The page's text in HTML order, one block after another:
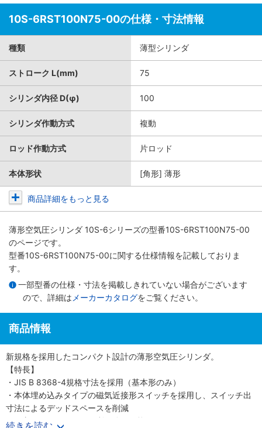
10S-6RST100N75-00の仕様・寸法情報
種類 薄型シリンダ
ストローク L(mm) 75
シリンダ内径 D(φ) 100
シリンダ作動方式 複動
ロッド作動方式 片ロッド
本体形状 [角形] 薄形
商品詳細をもっと見る
薄形空気圧シリンダ 10S-6シリーズの型番10S-6RST100N75-00
のページです。
型番10S-6RST100N75-00に関する仕様情報を記載しておりま
す。
一部型番の仕様・寸法を掲載しきれていない場合がございます
ので、詳細は メーカーカタログをご覧ください。
商品情報
新規格を採用したコンパクト設計の薄形空気圧シリンダ。
【特長】
・JIS B 8368-4規格寸法を採用（基本形のみ）
・本体埋め込みタイプの磁気近接形スイッチを採用し、スイッチ出
寸法によるデッドスペースを削減
・保守メンテナンスに便利な分解可能形
続きを読む